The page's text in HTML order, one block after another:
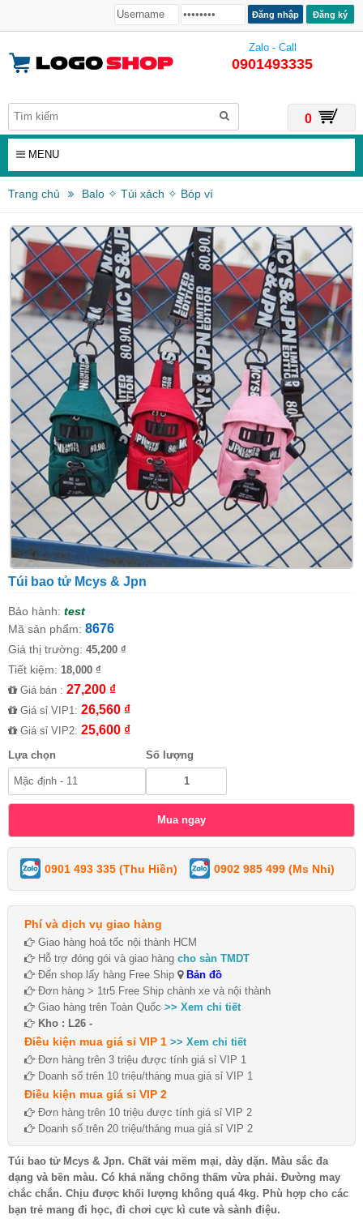
Đăng ký
Zalo - Call
0901493335
0
MENU
Trang chủ Balo ✧ Túi xách ✧ Bóp ví
Túi bao tử Mcys & Jpn
Bảo hành: test
Mã sản phẩm: 8676
Giá thị trường: 45,200 ₫
Tiết kiệm: 18,000 ₫
Giá bán : 27,200 ₫
Giá sỉ VIP1: 26,560 ₫
Giá sỉ VIP2: 25,600 ₫
Lựa chọn Số lượng
0901 493 335 (Thu Hiền) 0902 985 499 (Ms Nhi)
Phí và dịch vụ giao hàng
Giao hàng hoả tốc nội thành HCM
Hỗ trợ đóng gói và giao hàng cho sàn TMDT
Đến shop lấy hàng Free Ship
Bản đồ
Đơn hàng > 1tr5 Free Ship chành xe và nội thành
Giao hàng trên Toàn Quốc >> Xem chi tiết
Kho : L26 -
Điều kiện mua giá sỉ VIP 1 >> Xem chi tiết
Đơn hàng trên 3 triệu được tính giá sỉ VIP 1
Doanh số trên 10 triệu/tháng mua giá sỉ VIP 1
Điều kiện mua giá sỉ VIP 2
Đơn hàng trên 10 triệu được tính giá sỉ VIP 2
Doanh số trên 20 triệu/tháng mua giá sỉ VIP 2
Túi bao tử Mcys & Jpn. Chất vải mềm mại, dày dặn. Màu sắc đa
dạng và bền màu. Có khả năng chống thấm vừa phải. Đường may
chắc chắn. Chịu được khối lượng không quá 4kg. Phù hợp cho các
bạn trẻ mang đi học, đi chơi cực kì cute và sành điệu.